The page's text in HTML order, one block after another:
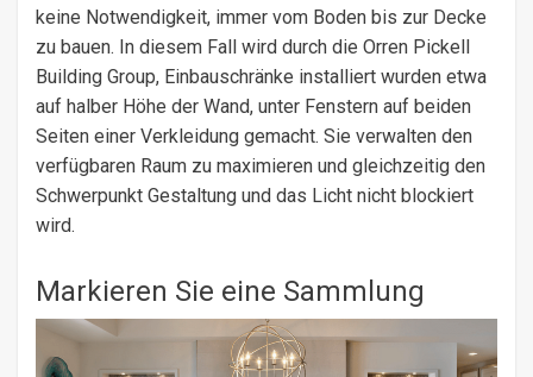
keine Notwendigkeit, immer vom Boden bis zur Decke
zu bauen. In diesem Fall wird durch die Orren Pickell
Building Group, Einbauschränke installiert wurden etwa
auf halber Höhe der Wand, unter Fenstern auf beiden
Seiten einer Verkleidung gemacht. Sie verwalten den
verfügbaren Raum zu maximieren und gleichzeitig den
Schwerpunkt Gestaltung und das Licht nicht blockiert
wird.
Markieren Sie eine Sammlung